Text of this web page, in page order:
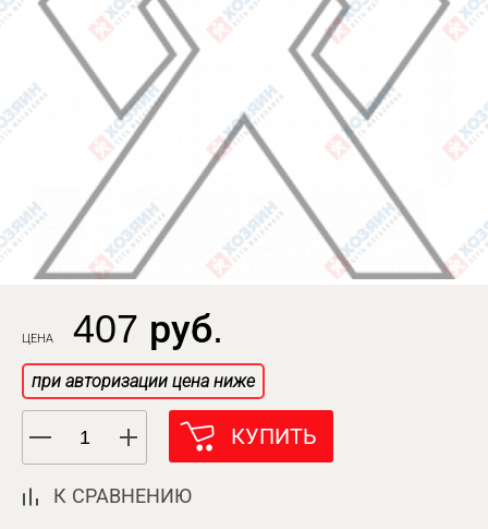
ЦЕНА 407 руб.
при авторизации цена ниже
КУПИТЬ
К СРАВНЕНИЮ